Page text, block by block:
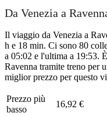
Da Venezia a
Il viaggio da Venezia a
h e 18 min. Ci sono 80
a 05:02 e l'ultima a 19:53.
Ravenna tramite treno per
miglior prezzo per questo
Prezzo più
basso
16,92 €